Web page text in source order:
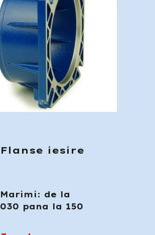
Flanse iesire
Marimi: de la
030 pana la 150